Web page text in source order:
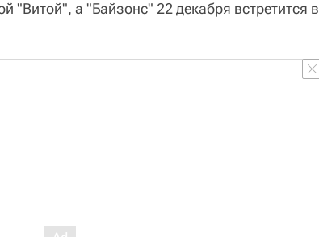
"Витой", а "Байзонс" 22 декабря встретится в